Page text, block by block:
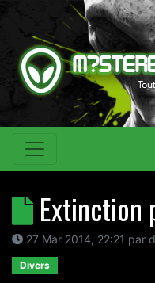
Extinction
27 Mar 2014, 22:21 par
Divers